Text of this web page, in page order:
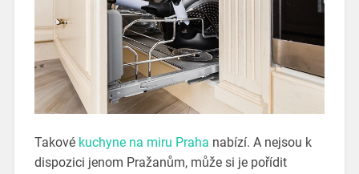
Takové kuchyne na miru Praha nabízí. A nejsou k
dispozici jenom Pražanům, může si je pořídit